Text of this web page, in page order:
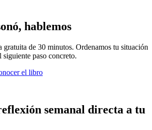
de la persona que aspiramos ser,
hablemos
gratuita de 30 minutos. Ordenamos tu situación
paso concreto.
el libro
semanal directa a tu